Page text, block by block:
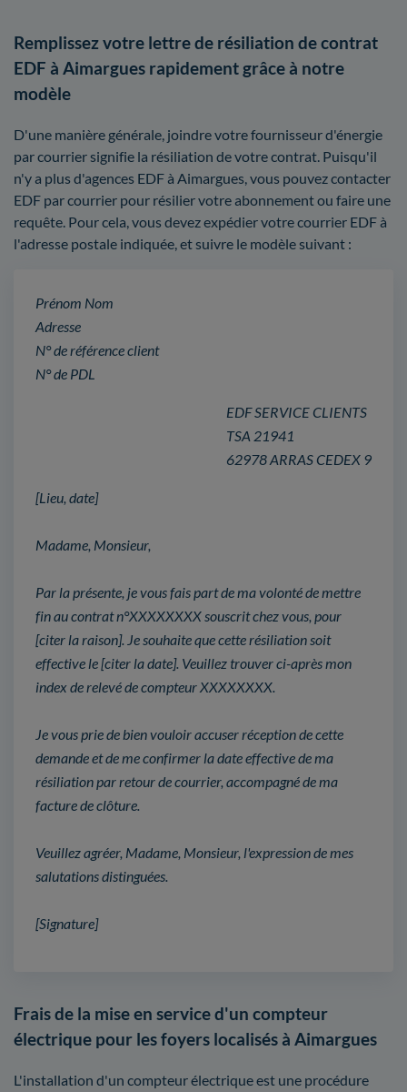
Remplissez votre lettre de résiliation de contrat
EDF à Aimargues rapidement grâce à notre
modèle
D'une manière générale, joindre votre fournisseur d'énergie
par courrier signifie la résiliation de votre contrat. Puisqu'il
n'y a plus d'agences EDF à Aimargues, vous pouvez contacter
EDF par courrier pour résilier votre abonnement ou faire une
requête. Pour cela, vous devez expédier votre courrier EDF à
l'adresse postale indiquée, et suivre le modèle suivant :
Prénom Nom
Adresse
N° de référence client
N° de PDL
EDF SERVICE CLIENTS
TSA 21941
62978 ARRAS CEDEX 9
[Lieu, date]
Madame, Monsieur,
Par la présente, je vous fais part de ma volonté de mettre
fin au contrat n°XXXXXXXX souscrit chez vous, pour
[citer la raison]. Je souhaite que cette résiliation soit
effective le [citer la date]. Veuillez trouver ci-après mon
index de relevé de compteur XXXXXXXX.
Je vous prie de bien vouloir accuser réception de cette
demande et de me confirmer la date effective de ma
résiliation par retour de courrier, accompagné de ma
facture de clôture.
Veuillez agréer, Madame, Monsieur, l'expression de mes
salutations distinguées.
[Signature]
Frais de la mise en service d'un compteur
électrique pour les foyers localisés à Aimargues
L'installation d'un compteur électrique est une procédure